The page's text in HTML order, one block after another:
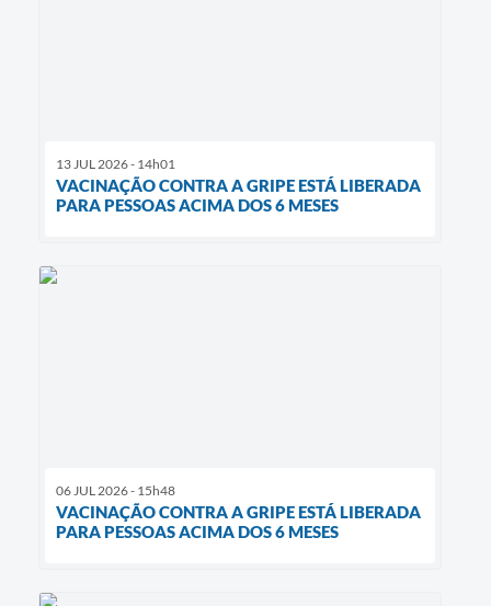
13 JUL 2026 - 14h01
VACINAÇÃO CONTRA A GRIPE ESTÁ LIBERADA
PARA PESSOAS ACIMA DOS 6 MESES
06 JUL 2026 - 15h48
VACINAÇÃO CONTRA A GRIPE ESTÁ LIBERADA
PARA PESSOAS ACIMA DOS 6 MESES